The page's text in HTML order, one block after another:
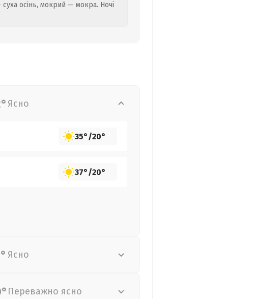
осінь, мокрий — мокра. Ночі
Ясно
35°/20°
37°/20°
Ясно
Переважно ясно